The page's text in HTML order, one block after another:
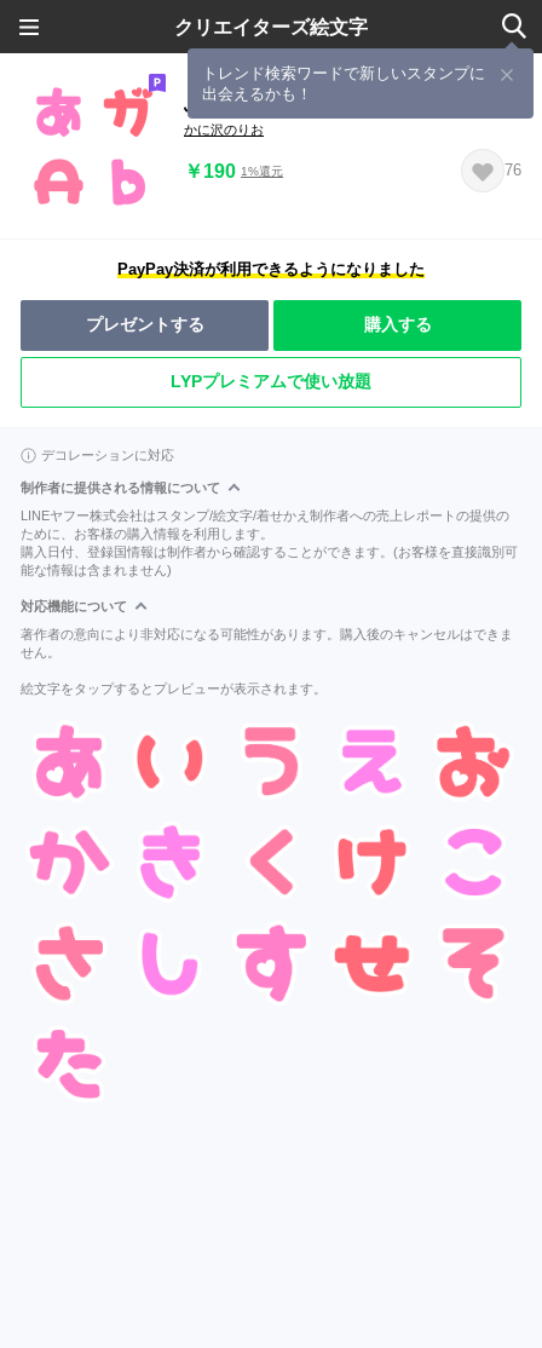
クリエイターズ絵文字
トレンド検索ワードで新しいスタンプに
出会えるかも！
ふぁんしーピンクはーと
かに沢のりお
￥190 1%還元 76
PayPay決済が利用できるようになりました
プレゼントする 購入する
LYPプレミアムで使い放題
デコレーションに対応
制作者に提供される情報について
LINEヤフー株式会社はスタンプ/絵文字/着せかえ制作者への売上レポートの提供の
ために、お客様の購入情報を利用します。
購入日付、登録国情報は制作者から確認することができます。(お客様を直接識別可
能な情報は含まれません)
対応機能について
著作者の意向により非対応になる可能性があります。購入後のキャンセルはできま
せん。
絵文字をタップするとプレビューが表示されます。